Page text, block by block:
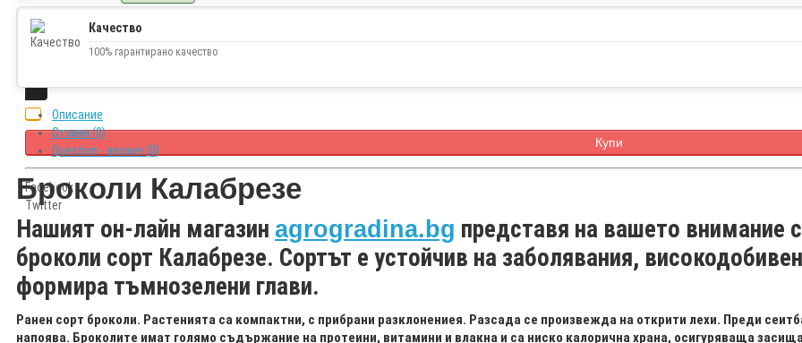
Купи
Facebook
Twitter
Качество
100% гарантирано качество
Описание
Отзиви (0)
Question - answer (0)
Броколи Калабрезе
Нашият он-лайн магазин agrogradina.bg представя на вашето внимание
броколи сорт Калабрезе. Сортът е устойчив на заболявания,
формира тъмнозелени глави.
Ранен сорт броколи. Растенията са компактни, с прибрани разклонениея. Разсада се произвежда на открити лехи. Преди
напоява. Броколите имат голямо съдържание на протеини, витамини и влакна и са ниско калорична храна, осигуряваща